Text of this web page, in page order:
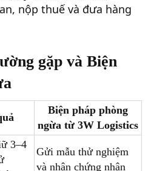
nộp thuế và đưa hàng
gặp và Biện
Biện pháp phòng
ngừa từ 3W Logistics
3–4
Gửi mẫu thử nghiệm
và nhận chứng nhận